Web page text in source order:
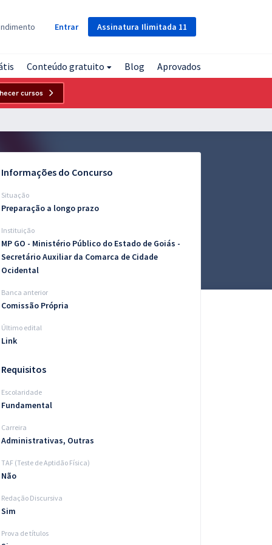
Assinatura Ilimitada 11
Entrar
Conteúdo gratuito Blog Aprovados
cursos
Informações do Concurso
Situação
Preparação a longo prazo
Instituição
MP GO - Ministério Público do Estado de Goiás -
Secretário Auxiliar da Comarca de Cidade
Ocidental
Banca anterior
Comissão Própria
Último edital
Link
Requisitos
Escolaridade
Fundamental
Carreira
Administrativas, Outras
TAF (Teste de Aptidão Física)
Não
Redação Discursiva
Sim
Prova de títulos